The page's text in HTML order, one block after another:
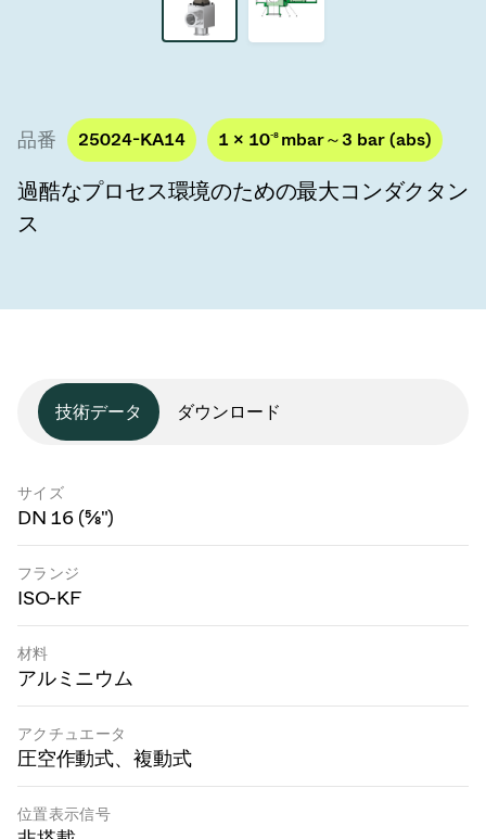
ITER真空バルブカタログ
品番 25024-KA14 1 × 10-8 mbar～3 bar (abs)
過酷なプロセス環境のための最大コンダクタン
ス
技術データ ダウンロード
サイズ
DN 16 (⅝")
フランジ
ISO-KF
材料
アルミニウム
アクチュエータ
圧空作動式、複動式
位置表示信号